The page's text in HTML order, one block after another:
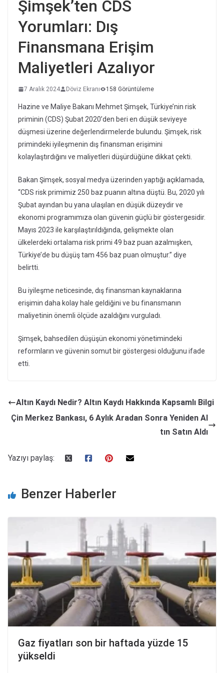
Şimşek’ten CDS
Yorumları: Dış
Finansmana Erişim
Maliyetleri Azalıyor
7 Aralık 2024 Döviz Ekranı 158 Görüntüleme
Hazine ve Maliye Bakanı Mehmet Şimşek, Türkiye’nin risk
priminin (CDS) Şubat 2020’den beri en düşük seviyeye
düşmesi üzerine değerlendirmelerde bulundu. Şimşek, risk
primindeki iyileşmenin dış finansman erişimini
kolaylaştırdığını ve maliyetleri düşürdüğüne dikkat çekti.
Bakan Şimşek, sosyal medya üzerinden yaptığı açıklamada,
“CDS risk primimiz 250 baz puanın altına düştü. Bu, 2020 yılı
Şubat ayından bu yana ulaşılan en düşük düzeydir ve
ekonomi programımıza olan güvenin güçlü bir göstergesidir.
Mayıs 2023 ile karşılaştırıldığında, gelişmekte olan
ülkelerdeki ortalama risk primi 49 baz puan azalmışken,
Türkiye’de bu düşüş tam 456 baz puan olmuştur.” diye
belirtti.
Bu iyileşme neticesinde, dış finansman kaynaklarına
erişimin daha kolay hale geldiğini ve bu finansmanın
maliyetinin önemli ölçüde azaldığını vurguladı.
Şimşek, bahsedilen düşüşün ekonomi yönetimindeki
reformların ve güvenin somut bir göstergesi olduğunu ifade
etti.
Altın Kaydı Nedir? Altın Kaydı Hakkında Kapsamlı Bilgi
Çin Merkez Bankası, 6 Aylık Aradan Sonra Yeniden Al
tın Satın Aldı
Yazıyı paylaş:
Benzer Haberler
Gaz fiyatları son bir haftada yüzde 15
yükseldi